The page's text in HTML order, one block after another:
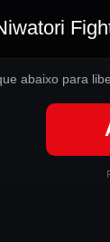
abaixo para